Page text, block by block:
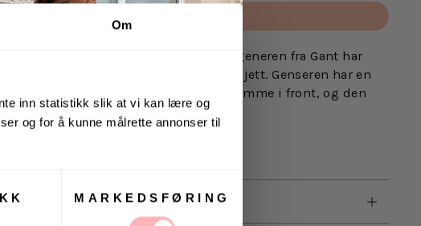
Om
inn statistikk slik at vi kan lære og
og for å kunne målrette annonser til
MARKEDSFØRING
Betal med
Shield Hoodie fra Gant. Denne hettegeneren fra Gant har
med lange ermer med smal mansjett. Genseren har en
hette med snorer foran, stor lomme i front, og den
logoen diskret plassert på brystet.